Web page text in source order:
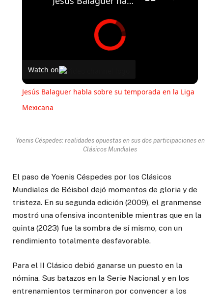
Watch on
Jesús Balaguer habla sobre su temporada en la Liga
Mexicana
Yoenis Céspedes: realidades opuestas en sus dos participaciones en
Clásicos Mundiales
El paso de Yoenis Céspedes por los Clásicos
Mundiales de Béisbol dejó momentos de gloria y de
tristeza. En su segunda edición (2009), el granmense
mostró una ofensiva incontenible mientras que en la
quinta (2023) fue la sombra de sí mismo, con un
rendimiento totalmente desfavorable.
Para el II Clásico debió ganarse un puesto en la
nómina. Sus batazos en la Serie Nacional y en los
entrenamientos terminaron por convencer a los